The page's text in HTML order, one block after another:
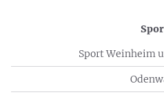
Sport Weinheim